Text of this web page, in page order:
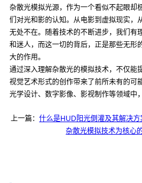
杂散光模拟光源，作为一个看似不起眼却
们对光和影的认知。从电影到虚拟现实，
无处不在。随着技术的不断进步，我们有
和迷人，而这一切的背后，正是那些无
大的作用。
通过深入理解杂散光的模拟技术，不仅能
视觉艺术形式的创作带来了前所未有的可
光学设计、数字影像、影视制作等领域中
上一篇：什么是HUD阳光倒灌及其解决方
杂散光模拟技术为核心